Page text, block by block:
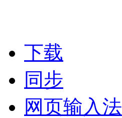
下载
同步
网页输入法